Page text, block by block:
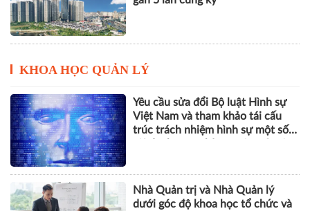
KHOA HỌC QUẢN LÝ
Yêu cầu sửa đổi Bộ luật Hình sự
Việt Nam và tham khảo tái cấu
trúc trách nhiệm hình sự một số
Nhà Quản trị và Nhà Quản lý
dưới góc độ khoa học tổ chức và